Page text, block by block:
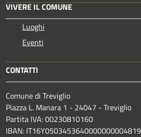
VIVERE IL COMUNE
Luoghi
Eventi
CONTATTI
Comune di Treviglio
Piazza L. Manara 1 - 24047 - Treviglio
Partita IVA: 00230810160
IBAN: IT16Y0503453640000000004819